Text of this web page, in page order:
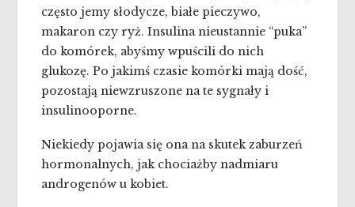
często jemy słodycze, białe pieczywo,
makaron czy ryż. Insulina nieustannie “puka”
do komórek, abyśmy wpuścili do nich
glukozę. Po jakimś czasie komórki mają dość,
pozostają niewzruszone na te sygnały i
insulinooporne.
Niekiedy pojawia się ona na skutek zaburzeń
hormonalnych, jak chociażby nadmiaru
androgenów u kobiet.